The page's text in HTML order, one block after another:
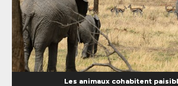
Les animaux cohabitent